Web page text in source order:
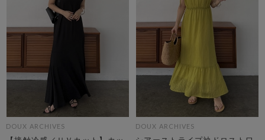
DOUX ARCHIVES DOUX ARCHIVES